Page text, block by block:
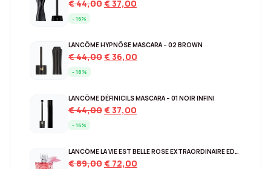
€44,00Original
€ 44,00.
€37,00
- 16%
LANCÔME HYPNÔSE MASCARA – 02 BROWN
€44,00Original
€ 44,00.
€36,00
- 18%
LANCÔME DÉFINICILS MASCARA – 01 NOIR INFINI
€44,00Original
€37,00
- 16%
LANCÔME LA VIE EST BELLE ROSE EXTRAORDINAIRE EDP – 30 ML
€89,00Original
€ 72,00